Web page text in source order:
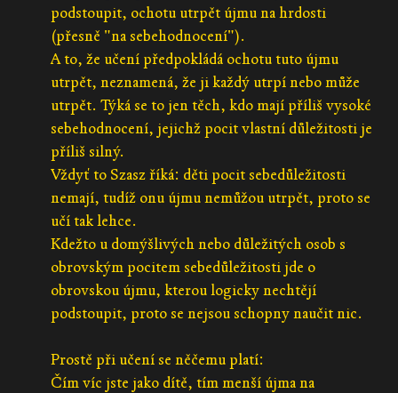
podstoupit, ochotu utrpět újmu na hrdosti
(přesně "na sebehodnocení").
A to, že učení předpokládá ochotu tuto újmu
utrpět, neznamená, že ji každý utrpí nebo může
utrpět. Týká se to jen těch, kdo mají příliš vysoké
sebehodnocení, jejichž pocit vlastní důležitosti je
příliš silný.
Vždyť to Szasz říká: děti pocit sebedůležitosti
nemají, tudíž onu újmu nemůžou utrpět, proto se
učí tak lehce.
Kdežto u domýšlivých nebo důležitých osob s
obrovským pocitem sebedůležitosti jde o
obrovskou újmu, kterou logicky nechtějí
podstoupit, proto se nejsou schopny naučit nic.
Prostě při učení se něčemu platí:
Čím víc jste jako dítě, tím menší újma na